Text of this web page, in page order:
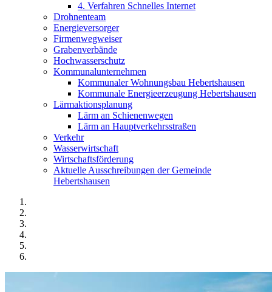
4. Verfahren Schnelles Internet
Drohnenteam
Energieversorger
Firmenwegweiser
Grabenverbände
Hochwasserschutz
Kommunalunternehmen
Kommunaler Wohnungsbau Hebertshausen
Kommunale Energieerzeugung Hebertshausen
Lärmaktionsplanung
Lärm an Schienenwegen
Lärm an Hauptverkehrsstraßen
Verkehr
Wasserwirtschaft
Wirtschaftsförderung
Aktuelle Ausschreibungen der Gemeinde
Hebertshausen